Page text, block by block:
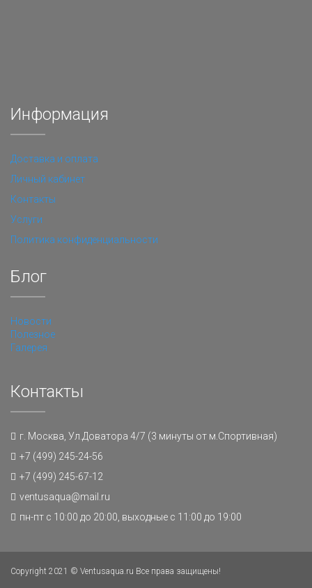
Информация
Доставка и оплата
Личный кабинет
Контакты
Услуги
Политика конфиденциальности
Блог
Новости
Полезное
Галерея
Контакты
г. Москва, Ул.Доватора 4/7 (3 минуты от м.Спортивная)
+7 (499) 245-24-56
+7 (499) 245-67-12
ventusaqua@mail.ru
пн-пт с 10:00 до 20:00, выходные с 11:00 до 19:00
Copyright 2021 © Ventusaqua.ru Все права защищены!